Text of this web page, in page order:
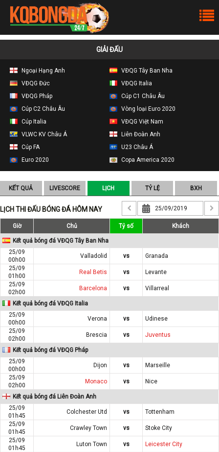
GIẢI ĐẤU
Ngoại Hạng Anh
VĐQG Tây Ban Nha
VĐQG Đức
VĐQG Italia
VĐQG Pháp
Cúp C1 Châu Âu
Cúp C2 Châu Âu
Vòng loại Euro 2020
Cúp Italia
VĐQG Việt Nam
VLWC KV Châu Á
Liên Đoàn Anh
Cúp FA
U23 Châu Á
Euro 2020
Copa America 2020
KẾT QUẢ LIVESCORE LỊCH TỶ LỆ BXH
LỊCH THI ĐẤU BÓNG ĐÁ HÔM NAY
Giờ Chủ Tỷ số Khách
Kết quả bóng đá VĐQG Tây Ban Nha
25/09
00h00
Valladolid vs
Granada
25/09
01h00
Real Betis vs
Levante
25/09
02h00
Barcelona vs Villarreal
Kết quả bóng đá VĐQG Italia
25/09
00h00
Verona vs
Udinese
25/09
02h00
Brescia vs Juventus
Kết quả bóng đá VĐQG Pháp
25/09
00h00
Dijon vs
Marseille
25/09
02h00
Monaco vs Nice
Kết quả bóng đá Liên Đoàn Anh
25/09
01h45
Colchester Utd vs
Tottenham
25/09
01h45
Crawley Town vs
Stoke City
25/09
01h45
Luton Town vs
Leicester City